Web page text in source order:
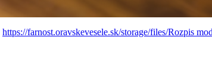
https://farnost.oravskevesele.sk/storage/files/Rozpis